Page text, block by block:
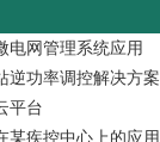
电网管理系统应用
逆功率调控解决方案
平台
某疾控中心上的应用